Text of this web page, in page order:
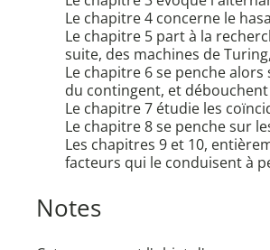
Le chapitre 4 concerne le
Le chapitre 5 part à la
suite, des machines de
Le chapitre 6 se penche
du contingent, et
Le chapitre 7 étudie les
Le chapitre 8 se penche sur
Les chapitres 9 et 10,
facteurs qui le conduisent à
Notes